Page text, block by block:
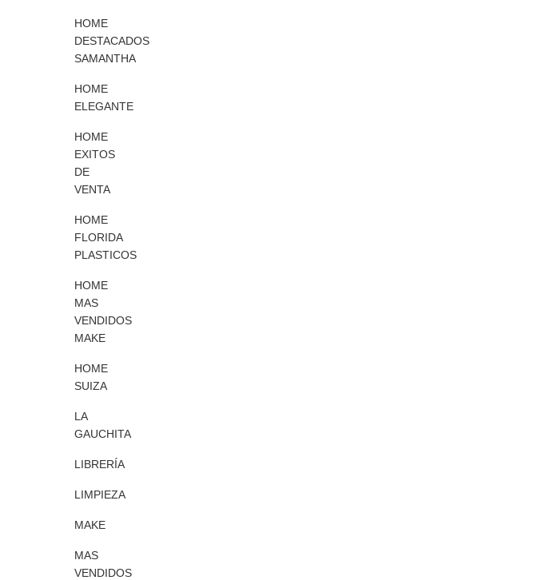
HOME
DESTACADOS
SAMANTHA
HOME
ELEGANTE
HOME
EXITOS
DE
VENTA
HOME
FLORIDA
PLASTICOS
HOME
MAS
VENDIDOS
MAKE
HOME
SUIZA
LA
GAUCHITA
LIBRERÍA
LIMPIEZA
MAKE
MAS
VENDIDOS